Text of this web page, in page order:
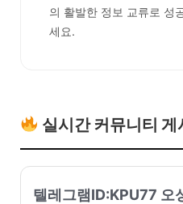
의 활발한 정보 교류로 성
세요.
실시간 커뮤니티 게
텔레그램ID:KPU77 오